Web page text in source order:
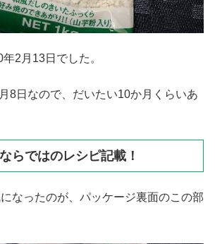
2月13日でした。
8日なので、だいたい10か月くらいあ
らではのレシピ記載！
なったのが、パッケージ裏面のこの部